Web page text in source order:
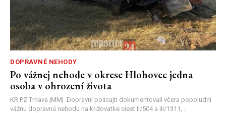
DOPRAVNÉ NEHODY
Po vážnej nehode v okrese Hlohovec jedna
osoba v ohrození života
KR PZ Trnava |MM| Dopravní policajti dokumentovali včera popoludní
vážnu dopravnú nehodu na križovatke ciest II/504 a III/1311,...